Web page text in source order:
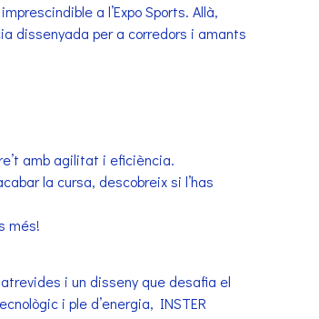
a l’Expo Sports. Allà,
dissenyada per a corredors i amants
amb agilitat i eficiència.
la cursa, descobreix si l’has
més!
i un disseny que desafia el
i ple d’energia, INSTER